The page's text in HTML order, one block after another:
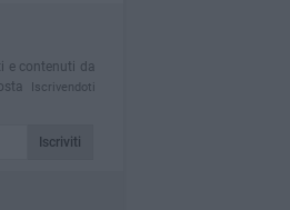
e contenuti da
Iscrivendoti
Iscriviti